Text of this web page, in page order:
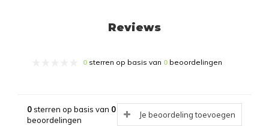
Reviews
0 sterren op basis van 0 beoordelingen
0sterren op basis van 0
beoordelingen
Je beoordeling toevoegen